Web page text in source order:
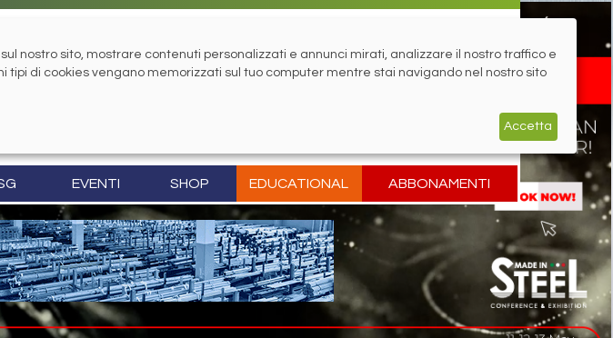
EVENTI SHOP EDUCATIONAL ABBONAMENTI
nostro sito, mostrare contenuti personalizzati e annunci mirati, analizzare il nostro traffico e
di cookies vengano memorizzati sul tuo computer mentre stai navigando nel nostro sito
Accetta